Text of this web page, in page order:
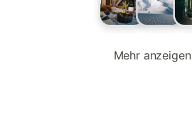
Mehr anzeigen